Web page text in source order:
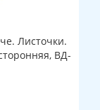
Листочки.
ВД-